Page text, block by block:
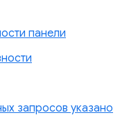
панели
запросов указано